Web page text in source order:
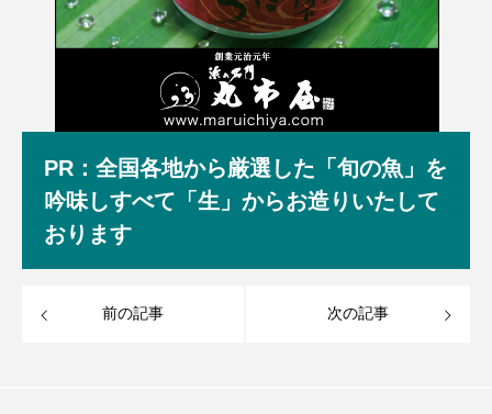
PR：全国各地から厳選した「旬の魚」を
吟味しすべて「生」からお造りいたして
おります
前の記事 次の記事